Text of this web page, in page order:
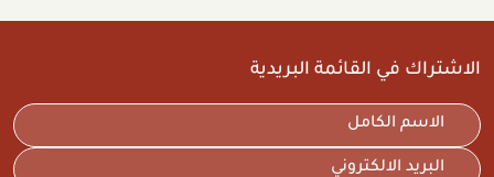
الاشتراك في القائمة البريدية